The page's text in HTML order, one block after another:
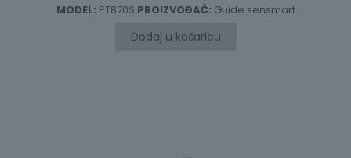
MODEL: PT870S PROIZVOĐAČ: Guide sensmart
Dodaj u košaricu